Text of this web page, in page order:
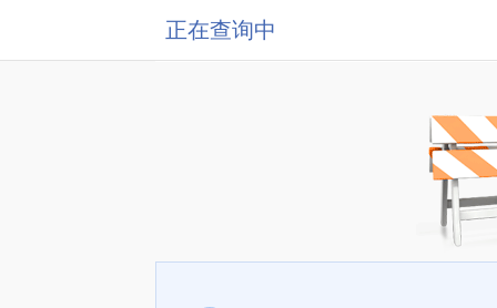
正在查询中